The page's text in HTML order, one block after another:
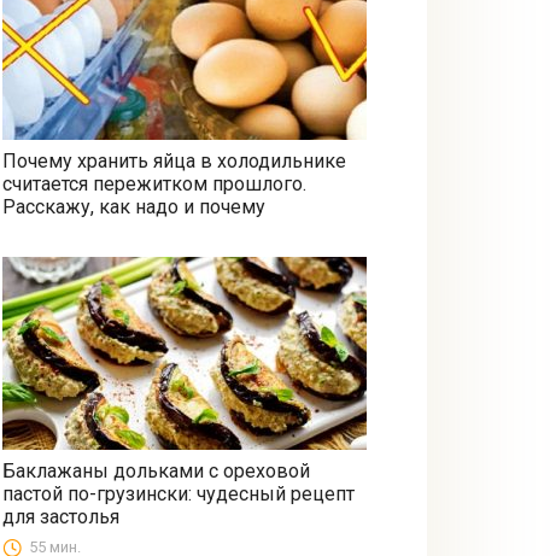
Все
Почему хранить яйца в холодильнике
считается пережитком прошлого.
Расскажу, как надо и почему
Закуски
Баклажаны дольками с ореховой
пастой по-грузински: чудесный рецепт
для застолья
55 мин.